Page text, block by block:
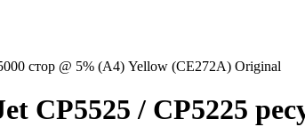
стор @ 5% (A4) Yellow (CE272A) Original
CP5525 / CP5225